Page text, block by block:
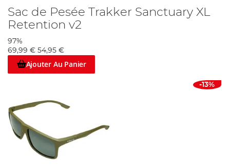
Sac de Pesée Trakker Sanctuary XL
Retention v2
97%
69,99 € 54,95 €
Ajouter Au Panier
-13%